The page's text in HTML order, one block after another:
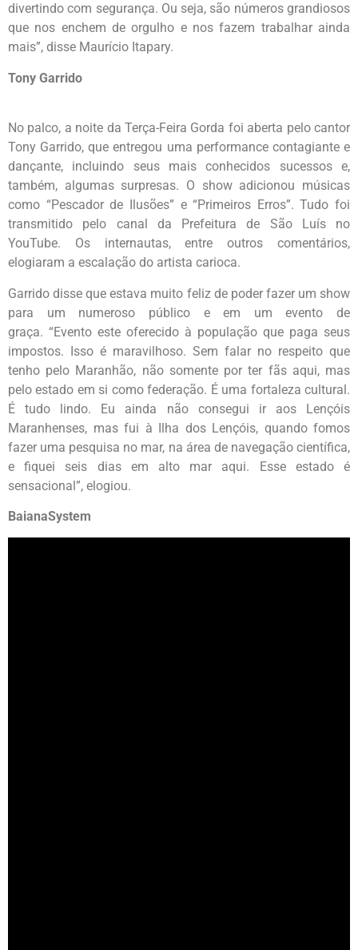
divertindo com segurança. Ou seja, são números grandiosos
que nos enchem de orgulho e nos fazem trabalhar ainda
mais”, disse Maurício Itapary.
Tony Garrido
No palco, a noite da Terça-Feira Gorda foi aberta pelo cantor
Tony Garrido, que entregou uma performance contagiante e
dançante, incluindo seus mais conhecidos sucessos e,
também, algumas surpresas. O show adicionou músicas
como “Pescador de Ilusões” e “Primeiros Erros”. Tudo foi
transmitido pelo canal da Prefeitura de São Luís no
YouTube. Os internautas, entre outros comentários,
elogiaram a escalação do artista carioca.
Garrido disse que estava muito feliz de poder fazer um show
para um numeroso público e em um evento de
graça. “Evento este oferecido à população que paga seus
impostos. Isso é maravilhoso. Sem falar no respeito que
tenho pelo Maranhão, não somente por ter fãs aqui, mas
pelo estado em si como federação. É uma fortaleza cultural.
É tudo lindo. Eu ainda não consegui ir aos Lençóis
Maranhenses, mas fui à Ilha dos Lençóis, quando fomos
fazer uma pesquisa no mar, na área de navegação científica,
e fiquei seis dias em alto mar aqui. Esse estado é
sensacional”, elogiou.
BaianaSystem